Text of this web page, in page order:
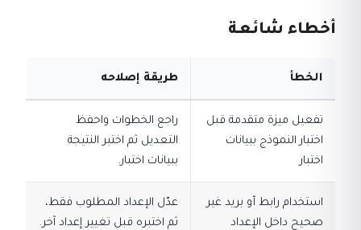
أخطاء شائعة
الخطأ طريقة إصلاحه
تفعيل ميزة متقدمة قبل
اختبار النموذج ببيانات
اختبار
راجع الخطوات واحفظ
التعديل ثم اختبر النتيجة
ببيانات اختبار.
استخدام رابط أو بريد غير
صحيح داخل الإعداد
عدّل الإعداد المطلوب فقط،
ثم اختبره قبل تغيير إعداد آخر.